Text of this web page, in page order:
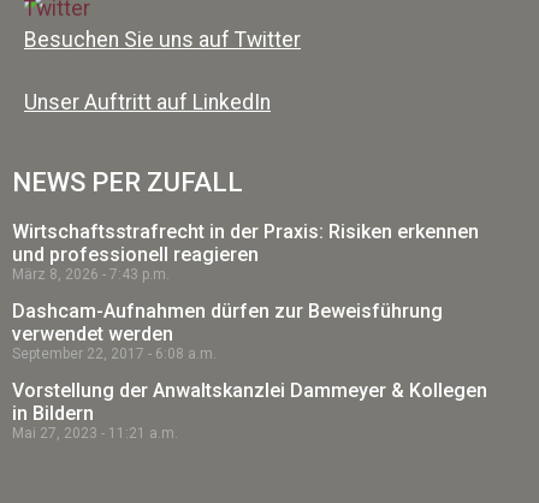
Besuchen Sie uns auf Twitter
Unser Auftritt auf LinkedIn
NEWS PER ZUFALL
Wirtschaftsstrafrecht in der Praxis: Risiken erkennen
und professionell reagieren
März 8, 2026 7:43 p.m.
Dashcam-Aufnahmen dürfen zur Beweisführung
verwendet werden
September 22, 2017 6:08 a.m.
Vorstellung der Anwaltskanzlei Dammeyer & Kollegen
in Bildern
Mai 27, 2023 11:21 a.m.